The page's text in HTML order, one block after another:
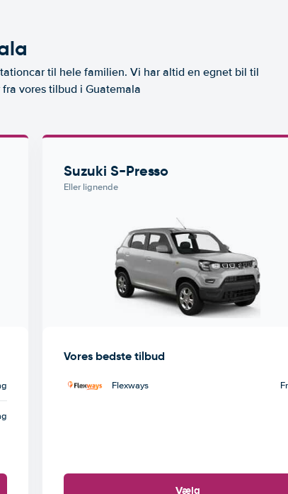
til hele familien. Vi har altid en egnet bil til
vores tilbud i Guatemala
Suzuki S-Presso
Eller lignende
Vores bedste tilbud
Flexways
Vælg